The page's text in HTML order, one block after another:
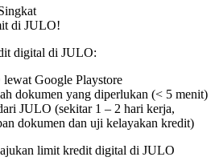
di JULO!
digital di JULO:
Google Playstore
dokumen yang diperlukan (< 5 menit)
JULO (sekitar 1 – 2 hari kerja,
dokumen dan uji kelayakan kredit)
limit kredit digital di JULO